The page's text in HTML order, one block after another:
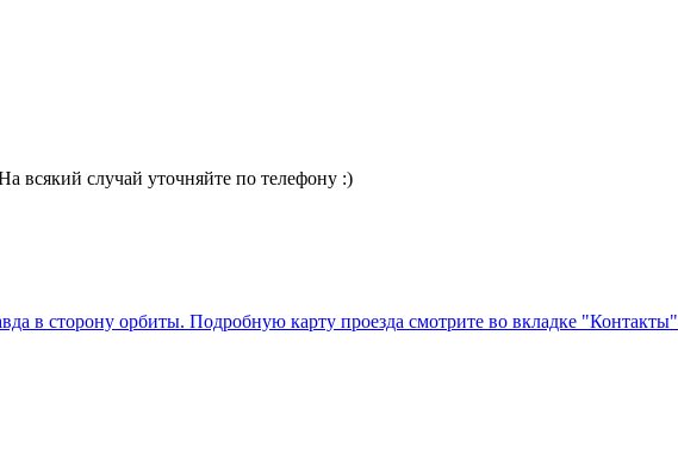
всякий случай уточняйте по телефону :)
в сторону орбиты. Подробную карту проезда смотрите во вкладке "Контакты"